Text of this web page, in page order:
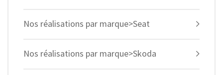
Nos réalisations par marque>Seat
Nos réalisations par marque>Skoda